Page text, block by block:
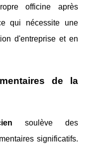
officine après
qui nécessite une
d'entreprise et en
de la
soulève des
significatifs.